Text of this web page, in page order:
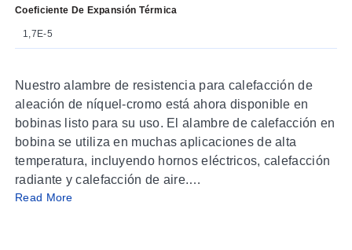
Coeficiente De Expansión Térmica
1,7E-5
Nuestro alambre de resistencia para calefacción de
aleación de níquel-cromo está ahora disponible en
bobinas listo para su uso. El alambre de calefacción en
bobina se utiliza en muchas aplicaciones de alta
temperatura, incluyendo hornos eléctricos, calefacción
radiante y calefacción de aire.
Read More